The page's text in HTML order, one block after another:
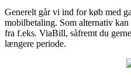
Generelt går vi ind for køb med
mobilbetaling. Som alternativ
fra f.eks. ViaBill, såfremt du
længere periode.